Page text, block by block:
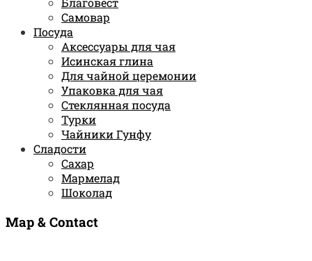
Самовар
Посуда
Аксессуары для чая
Исинская глина
Для чайной церемонии
Упаковка для чая
Стеклянная посуда
Турки
Чайники Гунфу
Сладости
Сахар
Мармелад
Шоколад
Map & Contact